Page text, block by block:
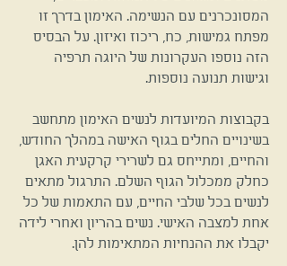
המסונכרנים עם הנשימה. האימון בדרך זו
מפתח גמישות, כח, ריכוז ואיזון. על הבסיס
הזה נוספו העקרונות של היוגה תרפיה
וגישות תנועה נוספות.
בקבוצות המיועדות לנשים האימון מתחשב
בשינויים החלים בגוף האישה במהלך החודש,
והחיים, ומתייחס גם לשרירי קרקעית האגן
כחלק ממכלול הגוף השלם. התרגול מתאים
לנשים בכל שלבי החיים, עם התאמות של כל
אחת למצבה האישי. נשים בהריון ואחרי לידה
יקבלו את ההנחיות המתאימות להן.